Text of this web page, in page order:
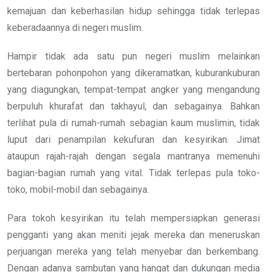
kemajuan dan keberhasilan hidup sehingga tidak terlepas
keberadaannya di negeri muslim.
Hampir tidak ada satu pun negeri muslim melainkan
bertebaran pohonpohon yang dikeramatkan, kuburankuburan
yang diagungkan, tempat-tempat angker yang mengandung
berpuluh khurafat dan takhayul, dan sebagainya. Bahkan
terlihat pula di rumah-rumah sebagian kaum muslimin, tidak
luput dari penampilan kekufuran dan kesyirikan. Jimat
ataupun rajah-rajah dengan segala mantranya memenuhi
bagian-bagian rumah yang vital. Tidak terlepas pula toko-
toko, mobil-mobil dan sebagainya.
Para tokoh kesyirikan itu telah mempersiapkan generasi
pengganti yang akan meniti jejak mereka dan meneruskan
perjuangan mereka yang telah menyebar dan berkembang.
Dengan adanya sambutan yang hangat dan dukungan media